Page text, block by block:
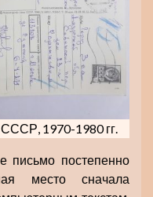
1970-1980 гг.
письмо постепенно
место сначала